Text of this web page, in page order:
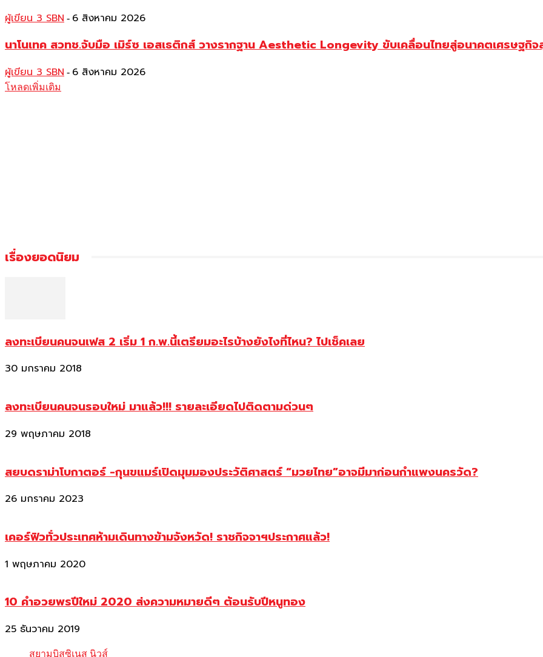
ผู้เขียน 3 SBN - 6 สิงหาคม 2026
นาโนเทค สวทช.จับมือ เมิร์ซ เอสเธติกส์ วางรากฐาน Aesthetic Longevity ขับเคลื่อนไทยสู่อนาคตเศรษฐกิ
ผู้เขียน 3 SBN - 6 สิงหาคม 2026
โหลดเพิ่มเติม
เรื่องยอดนิยม
ลงทะเบียนคนจนเฟส 2 เริ่ม 1 ก.พ.นี้เตรียมอะไรบ้างยังไงที่ไหน? ไปเช็คเลย
30 มกราคม 2018
ลงทะเบียนคนจนรอบใหม่ มาแล้ว!!! รายละเอียดไปติดตามด่วนๆ
29 พฤษภาคม 2018
สยบดราม่าโบกาตอร์ -กุนขแมร์เปิดมุมมองประวัติศาสตร์ “มวยไทย”อาจมีมาก่อนกำแพงนครวัด?
26 มกราคม 2023
เคอร์ฟิวทั่วประเทศห้ามเดินทางข้ามจังหวัด! ราชกิจจาฯประกาศแล้ว!
1 พฤษภาคม 2020
10 คำอวยพรปีใหม่ 2020 ส่งความหมายดีๆ ต้อนรับปีหนูทอง
25 ธันวาคม 2019
สยามบิสซิเนส นิวส์